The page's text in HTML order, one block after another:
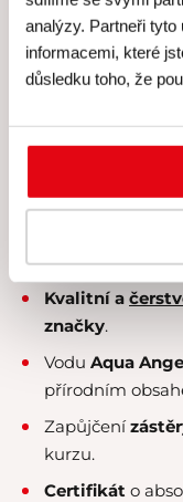
analýzy. Partneři
informacemi, které
důsledku toho, že
zahrnuje
Skutečně
Veškeré
Kvalitní
Nabídku
Kusmi Tea.
Kvalitní a
značky.
Vodu Aqua
přírodním
Zapůjčení
kurzu.
Certifikát o